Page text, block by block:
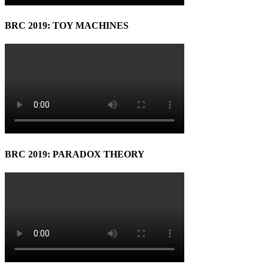
BRC 2019: TOY MACHINES
BRC 2019: PARADOX THEORY